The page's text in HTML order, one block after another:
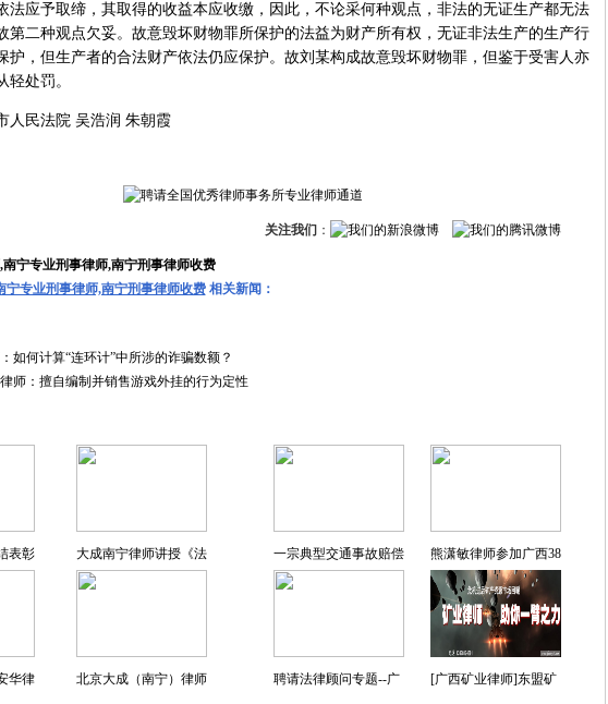
法应予取缔，其取得的收益本应收缴，因此，不论采何种观点，非法的无证生产都无法
第二种观点欠妥。故意毁坏财物罪所保护的法益为财产所有权，无证非法生产的生产行
护，但生产者的合法财产依法仍应保护。故刘某构成故意毁坏财物罪，但鉴于受害人亦
轻处罚。
民法院 吴浩润 朱朝霞
关注我们 ：
宁专业刑事律师,南宁刑事律师收费
宁专业刑事律师,南宁刑事律师收费相关新闻：
如何计算“连环计”中所涉的诈骗数额？
师：擅自编制并销售游戏外挂的行为定性
表彰 大成南宁律师讲授《法
华律 北京大成（南宁）律师
一宗典型交通事故赔偿 熊潇敏律师参加广西38
聘请法律顾问专题--广 [广西矿业律师]东盟矿